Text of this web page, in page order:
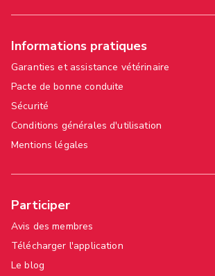
Informations pratiques
Garanties et assistance vétérinaire
Pacte de bonne conduite
Sécurité
Conditions générales d'utilisation
Mentions légales
Participer
Avis des membres
Télécharger l'application
Le blog